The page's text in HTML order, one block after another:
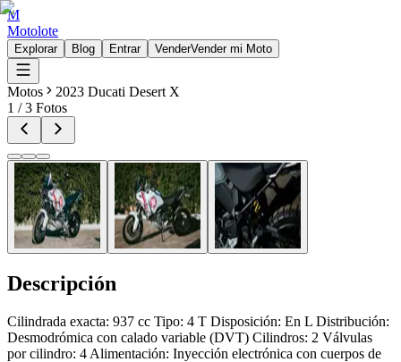
M
Motolote
Explorar Blog Entrar VenderVender mi Moto
Motos
2023 Ducati Desert X
1 /3 Fotos
Descripción
Cilindrada exacta: 937 cc Tipo: 4 T Disposición: En L Distribución:
Desmodrómica con calado variable (DVT) Cilindros: 2 Válvulas
por cilindro: 4 Alimentación: Inyección electrónica con cuerpos de